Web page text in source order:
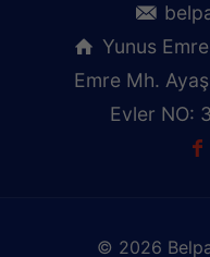
Yunus
Emre Mh.
Evler NO:
© 2026